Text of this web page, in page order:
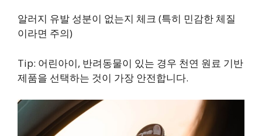
알러지 유발 성분이 없는지 체크 (특히 민감한 체질
이라면 주의)
Tip: 어린아이, 반려동물이 있는 경우 천연 원료 기반
제품을 선택하는 것이 가장 안전합니다.